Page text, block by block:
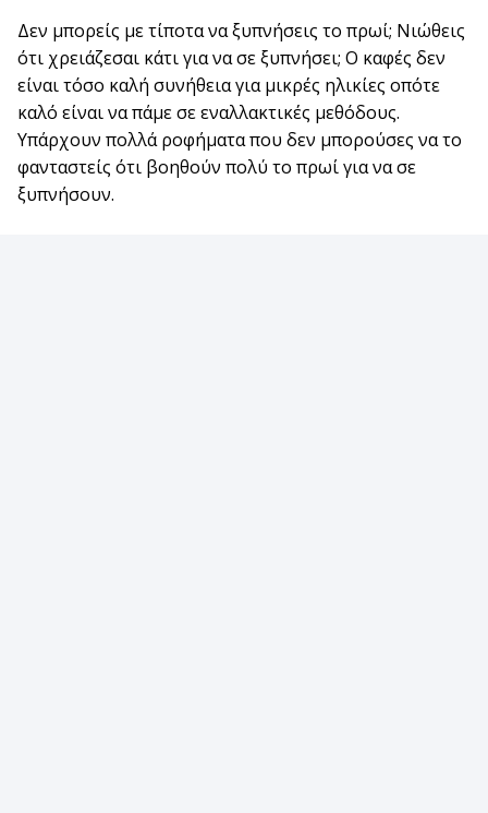
Δεν μπορείς με τίποτα να ξυπνήσεις το πρωί; Νιώθεις
ότι χρειάζεσαι κάτι για να σε ξυπνήσει; Ο καφές δεν
είναι τόσο καλή συνήθεια για μικρές ηλικίες οπότε
καλό είναι να πάμε σε εναλλακτικές μεθόδους.
Υπάρχουν πολλά ροφήματα που δεν μπορούσες να το
φανταστείς ότι βοηθούν πολύ το πρωί για να σε
ξυπνήσουν.